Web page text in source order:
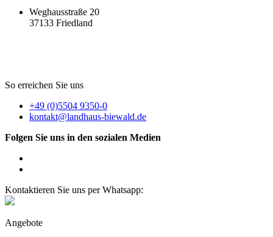
Weghausstraße 20
37133 Friedland
So erreichen Sie uns
+49 (0)5504 9350-0
kontakt@landhaus-biewald.de
Folgen Sie uns in den sozialen Medien
Kontaktieren Sie uns per Whatsapp:
Angebote